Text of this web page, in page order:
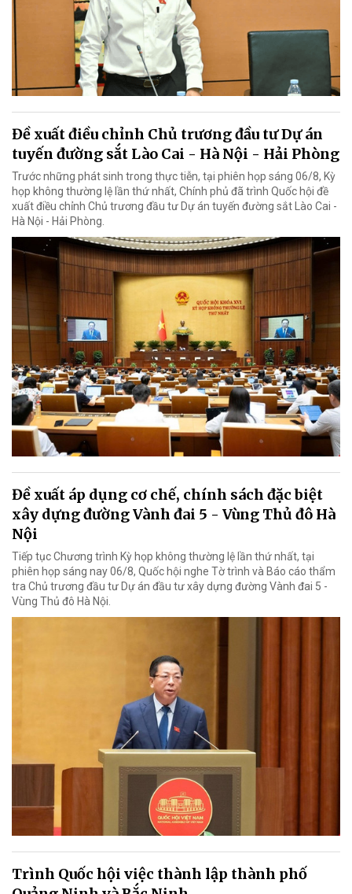
Đề xuất điều chỉnh Chủ trương đầu tư Dự án
tuyến đường sắt Lào Cai - Hà Nội - Hải Phòng
Trước những phát sinh trong thực tiễn, tại phiên họp sáng 06/8, Kỳ
họp không thường lệ lần thứ nhất, Chính phủ đã trình Quốc hội đề
xuất điều chỉnh Chủ trương đầu tư Dự án tuyến đường sắt Lào Cai -
Hà Nội - Hải Phòng.
Đề xuất áp dụng cơ chế, chính sách đặc biệt
xây dựng đường Vành đai 5 - Vùng Thủ đô Hà
Nội
Tiếp tục Chương trình Kỳ họp không thường lệ lần thứ nhất, tại
phiên họp sáng nay 06/8, Quốc hội nghe Tờ trình và Báo cáo thẩm
tra Chủ trương đầu tư Dự án đầu tư xây dựng đường Vành đai 5 -
Vùng Thủ đô Hà Nội.
Trình Quốc hội việc thành lập thành phố